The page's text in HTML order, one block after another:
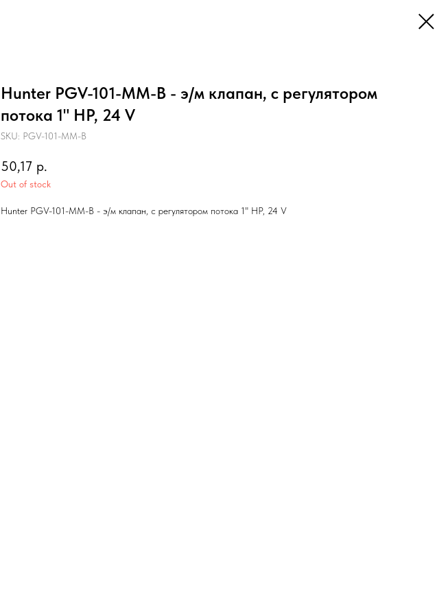
Hunter PGV-101-MM-B - э/м клапан, с регулятором
потока 1" НР, 24 V
SKU: PGV-101-MM-B
50,17 р.
Out of stock
Hunter PGV-101-MM-B - э/м клапан, с регулятором потока 1" НР, 24 V